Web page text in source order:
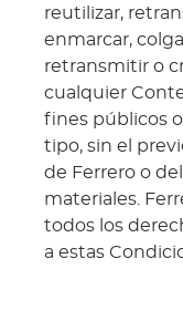
reutilizar,
enmarcar,
retransmitir o
cualquier
fines públicos
tipo, sin el
de Ferrero o
materiales.
todos los
a estas